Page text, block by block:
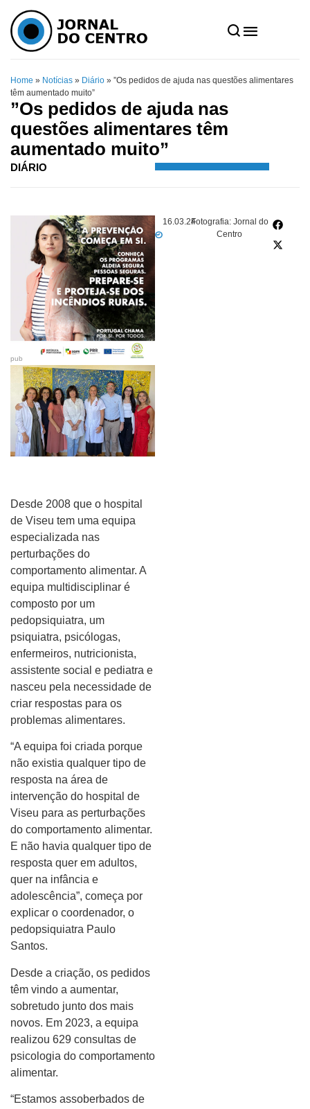
Home » Notícias » Diário » ”Os pedidos de ajuda nas questões alimentares
têm aumentado muito”
”Os pedidos de ajuda nas
questões alimentares têm
aumentado muito”
DIÁRIO
16.03.24Fotografia: Jornal do
Centro
pub
Desde 2008 que o hospital
de Viseu tem uma equipa
especializada nas
perturbações do
comportamento alimentar. A
equipa multidisciplinar é
composto por um
pedopsiquiatra, um
psiquiatra, psicólogas,
enfermeiros, nutricionista,
assistente social e pediatra e
nasceu pela necessidade de
criar respostas para os
problemas alimentares.
“A equipa foi criada porque
não existia qualquer tipo de
resposta na área de
intervenção do hospital de
Viseu para as perturbações
do comportamento alimentar.
E não havia qualquer tipo de
resposta quer em adultos,
quer na infância e
adolescência”, começa por
explicar o coordenador, o
pedopsiquiatra Paulo
Santos.
Desde a criação, os pedidos
têm vindo a aumentar,
sobretudo junto dos mais
novos. Em 2023, a equipa
realizou 629 consultas de
psicologia do comportamento
alimentar.
“Estamos assoberbados de